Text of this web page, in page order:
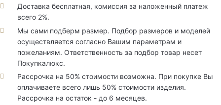
Доставка бесплатная, комиссия за наложенный платеж
всего 2%.
Мы сами подберм размер. Подбор размеров и моделей
осуществляется согласно Вашим параметрам и
пожеланиям. Ответственность за подбор товар несет
Покупкалюкс.
Рассрочка на 50% стоимости возможна. При покупке Вы
оплачиваете всего лишь 50% стоимости изделия.
Рассрочка на остаток - до 6 месяцев.